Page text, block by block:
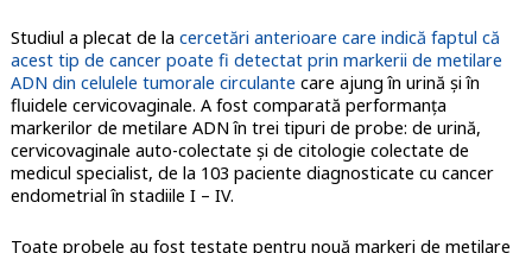
Studiul a plecat de la cercetări anterioare care indică faptul că
acest tip de cancer poate fi detectat prin markerii de metilare
ADN din celulele tumorale circulante care ajung în urină și în
fluidele cervicovaginale. A fost comparată performanța
markerilor de metilare ADN în trei tipuri de probe: de urină,
cervicovaginale auto-colectate și de citologie colectate de
medicul specialist, de la 103 paciente diagnosticate cu cancer
endometrial în stadiile I – IV.
Toate probele au fost testate pentru nouă markeri de metilare